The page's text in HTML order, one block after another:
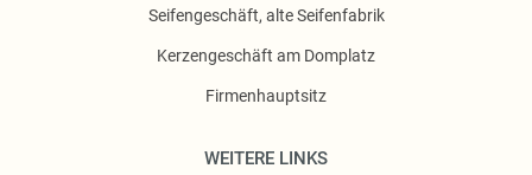
Seifengeschäft, alte Seifenfabrik
Kerzengeschäft am Domplatz
Firmenhauptsitz
WEITERE LINKS